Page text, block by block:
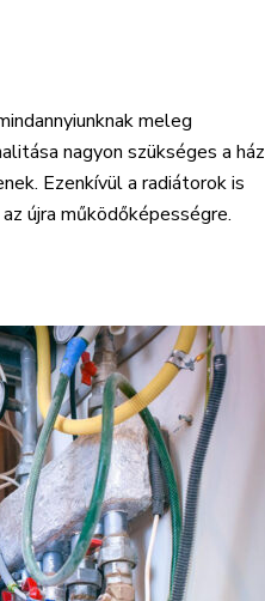
meleg
nagyon szükséges a ház
Ezenkívül a radiátorok is
újra működőképességre.